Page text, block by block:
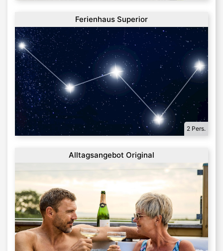
Ferienhaus Superior
2 Pers.
Alltagsangebot Original